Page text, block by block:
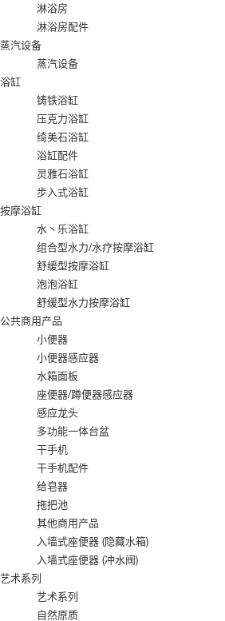
淋浴房
淋浴房配件
蒸汽设备
蒸汽设备
浴缸
铸铁浴缸
压克力浴缸
绮美石浴缸
浴缸配件
灵雅石浴缸
步入式浴缸
按摩浴缸
水丶乐浴缸
组合型水力/水疗按摩浴缸
舒缓型按摩浴缸
泡泡浴缸
舒缓型水力按摩浴缸
公共商用产品
小便器
小便器感应器
水箱面板
座便器/蹲便器感应器
感应龙头
多功能一体台盆
干手机
干手机配件
给皂器
拖把池
其他商用产品
入墙式座便器 (隐藏水箱)
入墙式座便器 (冲水阀)
艺术系列
艺术系列
自然原质